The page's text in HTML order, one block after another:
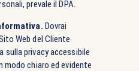
prevale il DPA.
Dovrai
Web del Cliente
sulla privacy accessibile
modo chiaro ed evidente